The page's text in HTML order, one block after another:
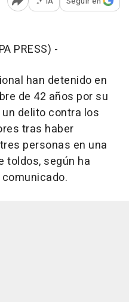
Abrir opciones para
PRESS) -
han detenido en
de 42 años por su
delito contra los
tras haber
personas en una
toldos, según ha